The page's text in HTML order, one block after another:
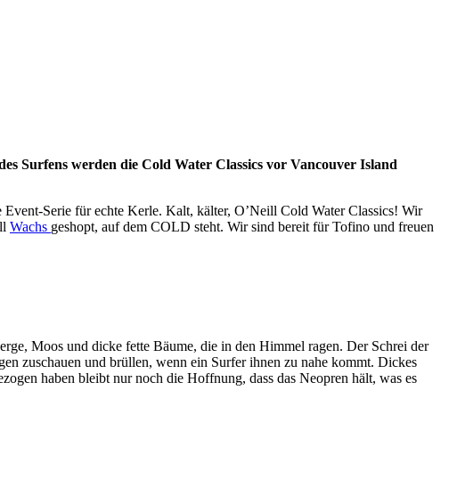
Surfens werden die Cold Water Classics vor Vancouver Island
Serie für echte Kerle. Kalt, kälter, O’Neill Cold Water Classics! Wir
Wachs geshopt, auf dem COLD steht. Wir sind bereit für Tofino und freuen
Moos und dicke fette Bäume, die in den Himmel ragen. Der Schrei der
zuschauen und brüllen, wenn ein Surfer ihnen zu nahe kommt. Dickes
haben bleibt nur noch die Hoffnung, dass das Neopren hält, was es